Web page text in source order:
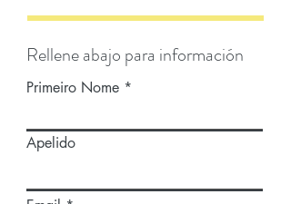
Rellene abajo para información
Primeiro Nome
Apelido